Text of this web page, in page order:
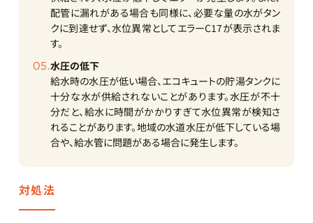
配管に漏れがある場合も同様に、必要な量の水がタン
クに到達せず、水位異常としてエラーC17が表示されま
す。
水圧の低下
給水時の水圧が低い場合、エコキュートの貯湯タンクに
十分な水が供給されないことがあります。水圧が不十
分だと、給水に時間がかかりすぎて水位異常が検知さ
れることがあります。地域の水道水圧が低下している場
合や、給水管に問題がある場合に発生します。
対処法